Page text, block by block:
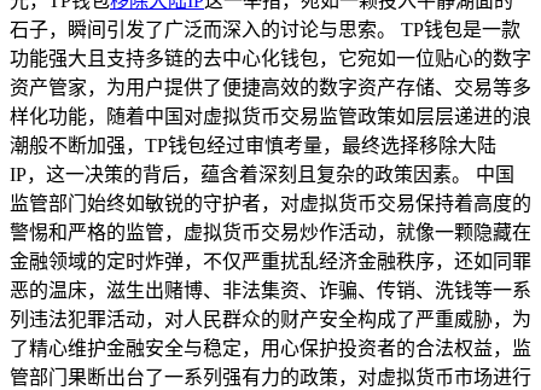
石子，瞬间引发了广泛而深入的讨论与思索。 TP钱包是一款
功能强大且支持多链的去中心化钱包，它宛如一位贴心的数字
资产管家，为用户提供了便捷高效的数字资产存储、交易等多
样化功能，随着中国对虚拟货币交易监管政策如层层递进的浪
潮般不断加强，TP钱包经过审慎考量，最终选择移除大陆
IP，这一决策的背后，蕴含着深刻且复杂的政策因素。 中国
监管部门始终如敏锐的守护者，对虚拟货币交易保持着高度的
警惕和严格的监管，虚拟货币交易炒作活动，就像一颗隐藏在
金融领域的定时炸弹，不仅严重扰乱经济金融秩序，还如同罪
恶的温床，滋生出赌博、非法集资、诈骗、传销、洗钱等一系
列违法犯罪活动，对人民群众的财产安全构成了严重威胁，为
了精心维护金融安全与稳定，用心保护投资者的合法权益，监
管部门果断出台了一系列强有力的政策，对虚拟货币市场进行